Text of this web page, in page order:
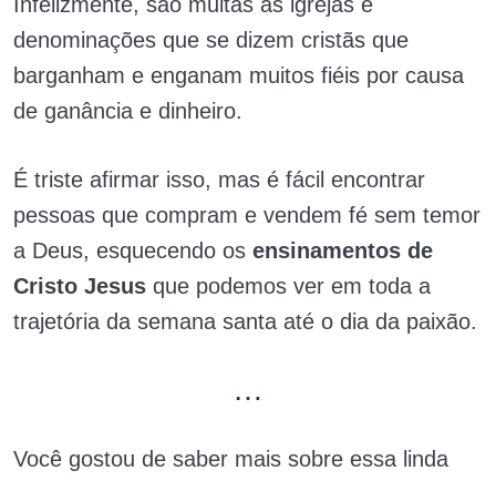
denominações que se dizem cristãs que
barganham e enganam muitos fiéis por causa
de ganância e dinheiro.
É triste afirmar isso, mas é fácil encontrar
pessoas que compram e vendem fé sem temor
a Deus, esquecendo os ensinamentos de
Cristo Jesus que podemos ver em toda a
trajetória da semana santa até o dia da paixão.
…
Você gostou de saber mais sobre essa linda